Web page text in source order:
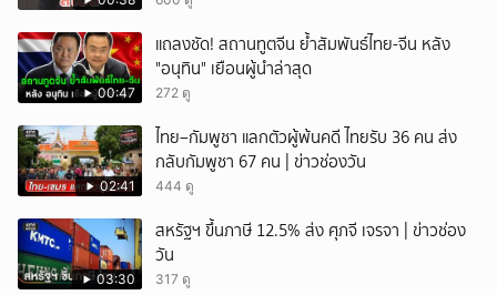
00:47
แถลงชัด! สถานทูตจีน ย้ำสัมพันธ์ไทย-จีน หลัง
"อนุทิน" เยือนผู้นำล่าสุด
272 ดู
02:41
ไทย–กัมพูชา แลกตัวผู้พ้นคดี ไทยรับ 36 คน ส่ง
กลับกัมพูชา 67 คน | ข่าวช่องวัน
444 ดู
03:30
สหรัฐฯ ขึ้นภาษี 12.5% ส่ง ศุภจี เจรจา | ข่าวช่อง
วัน
317 ดู